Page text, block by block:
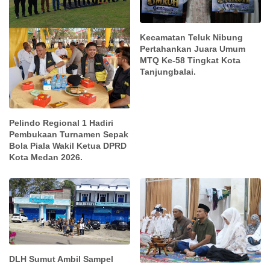
Pelindo Regional 1 Hadiri
Pembukaan Turnamen Sepak
Bola Piala Wakil Ketua DPRD
Kota Medan 2026.
Kecamatan Teluk Nibung
Pertahankan Juara Umum
MTQ Ke-58 Tingkat Kota
Tanjungbalai.
DLH Sumut Ambil Sampel